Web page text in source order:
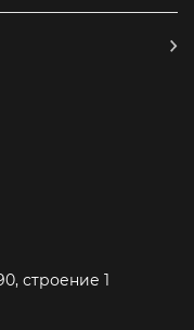
строение 1